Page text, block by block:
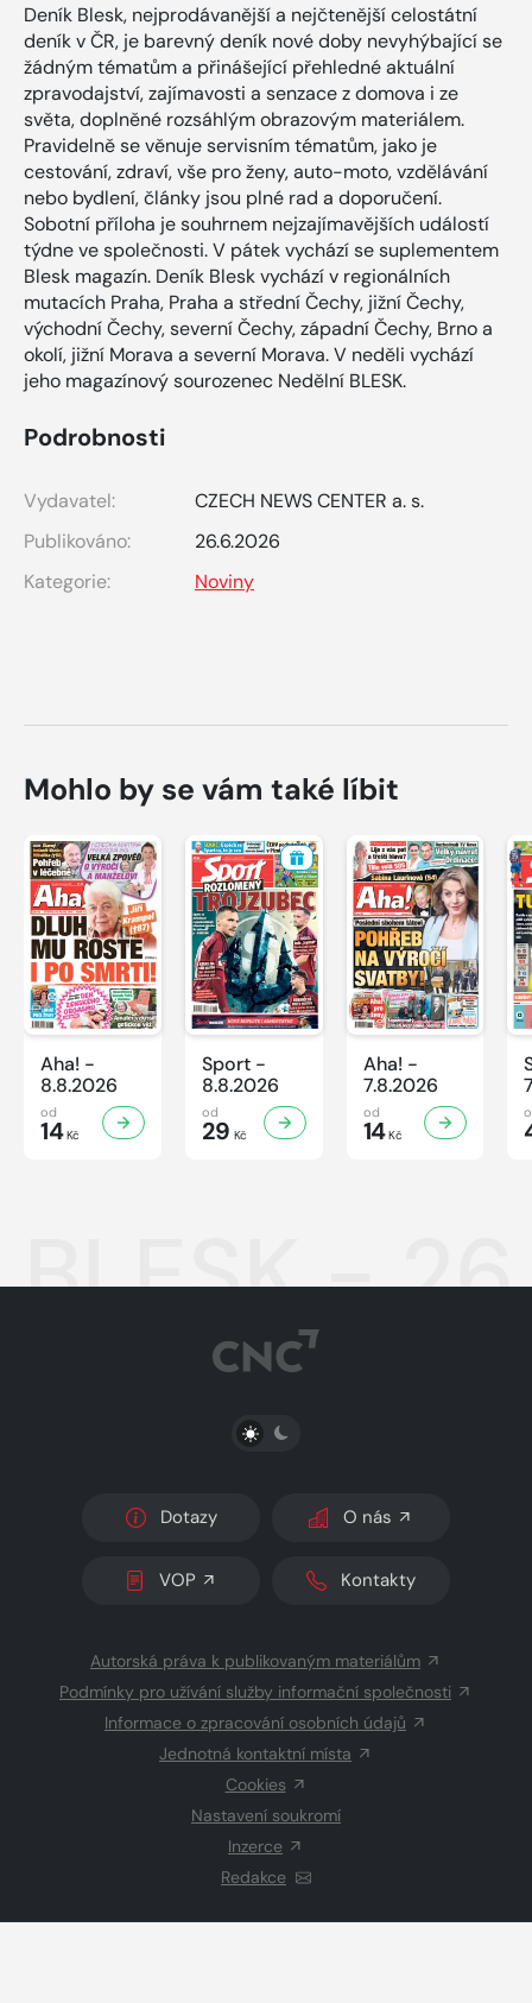
Deník Blesk, nejprodávanější a nejčtenější celostátní
deník v ČR, je barevný deník nové doby nevyhýbající se
žádným tématům a přinášející přehledné aktuální
zpravodajství, zajímavosti a senzace z domova i ze
světa, doplněné rozsáhlým obrazovým materiálem.
Pravidelně se věnuje servisním tématům, jako je
cestování, zdraví, vše pro ženy, auto-moto, vzdělávání
nebo bydlení, články jsou plné rad a doporučení.
Sobotní příloha je souhrnem nejzajímavějších událostí
týdne ve společnosti. V pátek vychází se suplementem
Blesk magazín. Deník Blesk vychází v regionálních
mutacích Praha, Praha a střední Čechy, jižní Čechy,
východní Čechy, severní Čechy, západní Čechy, Brno a
okolí, jižní Morava a severní Morava. V neděli vychází
jeho magazínový sourozenec Nedělní BLESK.
Podrobnosti
Vydavatel:
CZECH NEWS CENTER a. s.
Publikováno:
26.6.2026
Kategorie:
Noviny
Mohlo by se vám také líbit
Aha! -
8.8.2026
od
14Kč
Sport -
8.8.2026
od
29 Kč
Aha! -
7.8.2026
od
14Kč
BLESK -
PŘEPNOUT SVĚTLÝ/TMAVÝ REŽIM
Dotazy O nás
VOP Kontakty
Autorská práva k publikovaným materiálům
Podmínky pro užívání služby informační společnosti
Informace o zpracování osobních údajů
Jednotná kontaktní místa
Cookies
Nastavení soukromí
Inzerce
Redakce